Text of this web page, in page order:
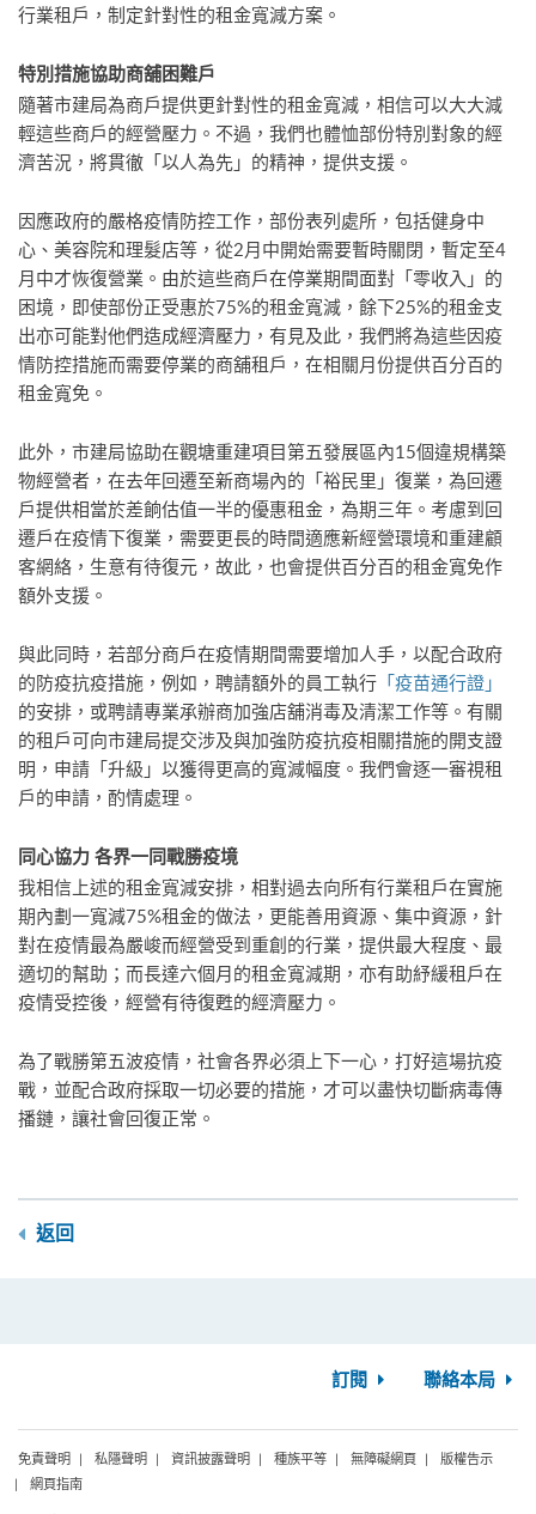
行業租戶，制定針對性的租金寬減方案。
特別措施協助商舖困難戶
隨著市建局為商戶提供更針對性的租金寬減，相信可以大大減
輕這些商戶的經營壓力。不過，我們也體恤部份特別對象的經
濟苦況，將貫徹「以人為先」的精神，提供支援。
因應政府的嚴格疫情防控工作，部份表列處所，包括健身中
心、美容院和理髮店等，從2月中開始需要暫時關閉，暫定至4
月中才恢復營業。由於這些商戶在停業期間面對「零收入」的
困境，即使部份正受惠於75%的租金寬減，餘下25%的租金支
出亦可能對他們造成經濟壓力，有見及此，我們將為這些因疫
情防控措施而需要停業的商舖租戶，在相關月份提供百分百的
租金寬免。
此外，市建局協助在觀塘重建項目第五發展區內15個違規構築
物經營者，在去年回遷至新商場內的「裕民里」復業，為回遷
戶提供相當於差餉估值一半的優惠租金，為期三年。考慮到回
遷戶在疫情下復業，需要更長的時間適應新經營環境和重建顧
客網絡，生意有待復元，故此，也會提供百分百的租金寬免作
額外支援。
與此同時，若部分商戶在疫情期間需要增加人手，以配合政府
的防疫抗疫措施，例如，聘請額外的員工執行 「疫苗通行證」
的安排，或聘請專業承辦商加強店舖消毒及清潔工作等。有關
的租戶可向市建局提交涉及與加強防疫抗疫相關措施的開支證
明，申請「升級」以獲得更高的寬減幅度。我們會逐一審視租
戶的申請，酌情處理。
同心協力 各界一同戰勝疫境
我相信上述的租金寬減安排，相對過去向所有行業租戶在實施
期內劃一寬減75%租金的做法，更能善用資源、集中資源，針
對在疫情最為嚴峻而經營受到重創的行業，提供最大程度、最
適切的幫助；而長達六個月的租金寬減期，亦有助紓緩租戶在
疫情受控後，經營有待復甦的經濟壓力。
為了戰勝第五波疫情，社會各界必須上下一心，打好這場抗疫
戰，並配合政府採取一切必要的措施，才可以盡快切斷病毒傳
播鏈，讓社會回復正常。
返回
訂閱 聯絡本局
免責聲明 私隱聲明 資訊披露聲明 種族平等 無障礙網頁
版權告示
網頁指南